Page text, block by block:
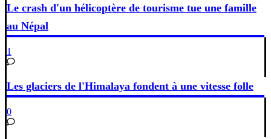
Le crash d'un hélicoptère de tourisme tue une famille
au Népal
1
Les glaciers de l'Himalaya fondent à une vitesse folle
0